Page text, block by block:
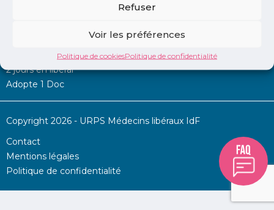
Refuser
Voir les préférences
Politique de cookiesPolitique de confidentialité
Permanence d’aide à l’installation
2 jours en libéral
Adopte 1 Doc
Copyright 2026 - URPS Médecins libéraux IdF
Contact
Mentions légales
Politique de confidentialité